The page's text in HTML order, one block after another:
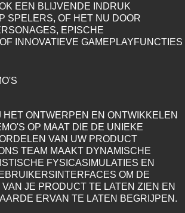
EEN BLIJVENDE INDRUK
SPELERS, OF HET NU DOOR
EPISCHE
INNOVATIEVE GAMEPLAYFUNCTIES
HET ONTWERPEN EN ONTWIKKELEN
OP MAAT DIE DE UNIEKE
VAN UW PRODUCT
TEAM MAAKT DYNAMISCHE
FYSICASIMULATIES EN
OM DE
JE PRODUCT TE LATEN ZIEN EN
ERVAN TE LATEN BEGRIJPEN.